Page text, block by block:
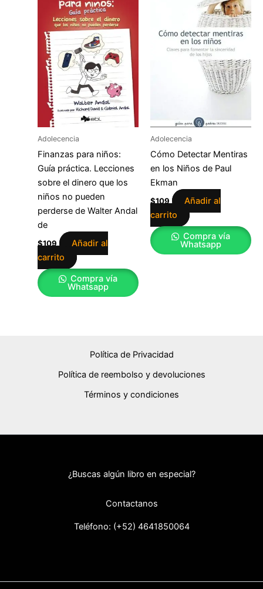
Adolecencia
Finanzas para niños:
Guía práctica. Lecciones
sobre el dinero que los
niños no pueden
perderse de Walter Andal
de
$109
Añadir al
carrito
Compra vía
Whatsapp
Adolecencia
Cómo Detectar Mentiras
en los Niños de Paul
Ekman
$109
Añadir al
carrito
Compra vía
Whatsapp
Política de Privacidad
Política de reembolso y devoluciones
Términos y condiciones
¿Buscas algún libro en especial?
Contactanos
Teléfono: (+52) 4641850064